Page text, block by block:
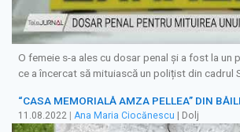
O femeie s-a ales cu dosar penal și a fost la un
ce a încercat să mituiască un polițist din cadrul
“CASA MEMORIALĂ AMZA PELLEA” DIN
11.08.2022 | Ana Maria Ciocănescu | Dolj